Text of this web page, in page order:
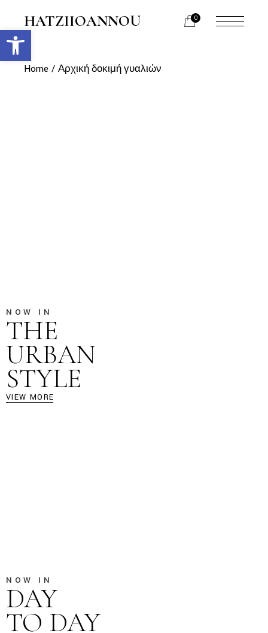
HATZIIOANNOU 0
Home Αρχική δοκιμή γυαλιών
NOW IN
THE
URBAN
STYLE
VIEW MORE
NOW IN
DAY
TO DAY
Ανοίξτε τη γραμμή εργαλείων